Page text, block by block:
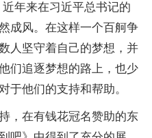
年来在习近平总书记的
成风。在这样一个百舸争
人坚守着自己的梦想，并
们追逐梦想的路上，也少
于他们的支持和帮助。
，在有钱花冠名赞助的东